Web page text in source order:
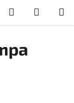
Keresés KOSÁR